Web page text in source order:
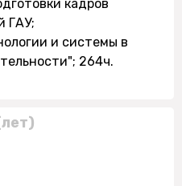
кадров
ГАУ;
и системы в
264ч.